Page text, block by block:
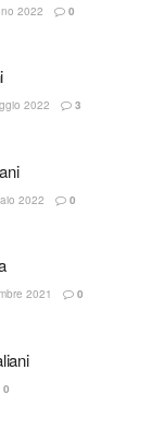
2022 0
2022 3
2022 0
2021 0
0